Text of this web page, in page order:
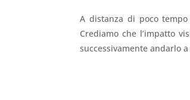
A distanza di poco
Crediamo che l’impatto
successivamente andarlo